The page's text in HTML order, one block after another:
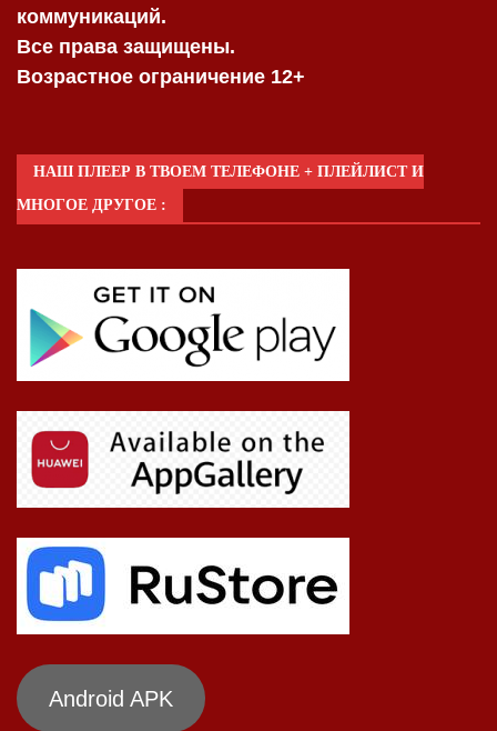
коммуникаций.
Все права защищены.
Возрастное ограничение 12+
НАШ ПЛЕЕР В ТВОЕМ ТЕЛЕФОНЕ + ПЛЕЙЛИСТ И
МНОГОЕ ДРУГОЕ :
Android APK